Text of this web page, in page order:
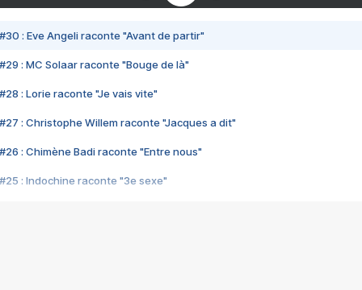
#30 : Eve Angeli raconte "Avant de partir"
#29 : MC Solaar raconte "Bouge de là"
#28 : Lorie raconte "Je vais vite"
#27 : Christophe Willem raconte "Jacques a dit"
#26 : Chimène Badi raconte "Entre nous"
#25 : Indochine raconte "3e sexe"